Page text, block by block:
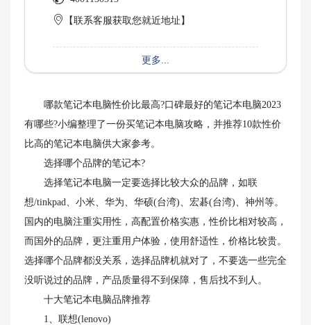
【联系客服获取您就近地址】
更多...
哪款笔记本电脑性价比最高?口碑最好的笔记本电脑2023
有哪些?小编整理了一份买笔记本电脑攻略，并推荐10款性价
比高的笔记本电脑供大家参考。
选择哪个品牌的笔记本?
选择笔记本电脑一定要选择比较大众的品牌，如联
想/tinkpad、小米、华为、华硕(台湾)、宏碁(台湾)、神州等。
国内的电脑注重实用性，高配置价格实惠，性价比相对较高，
而国外的品牌，更注重用户体验，使用舒适性，价格比较贵。
选择哪个品牌都没关系，选择品牌机就对了，不要选一些完全
没听说过的品牌，产品质量得不到保障，售后找不到人。
十大笔记本电脑品牌推荐
1、联想(lenovo)